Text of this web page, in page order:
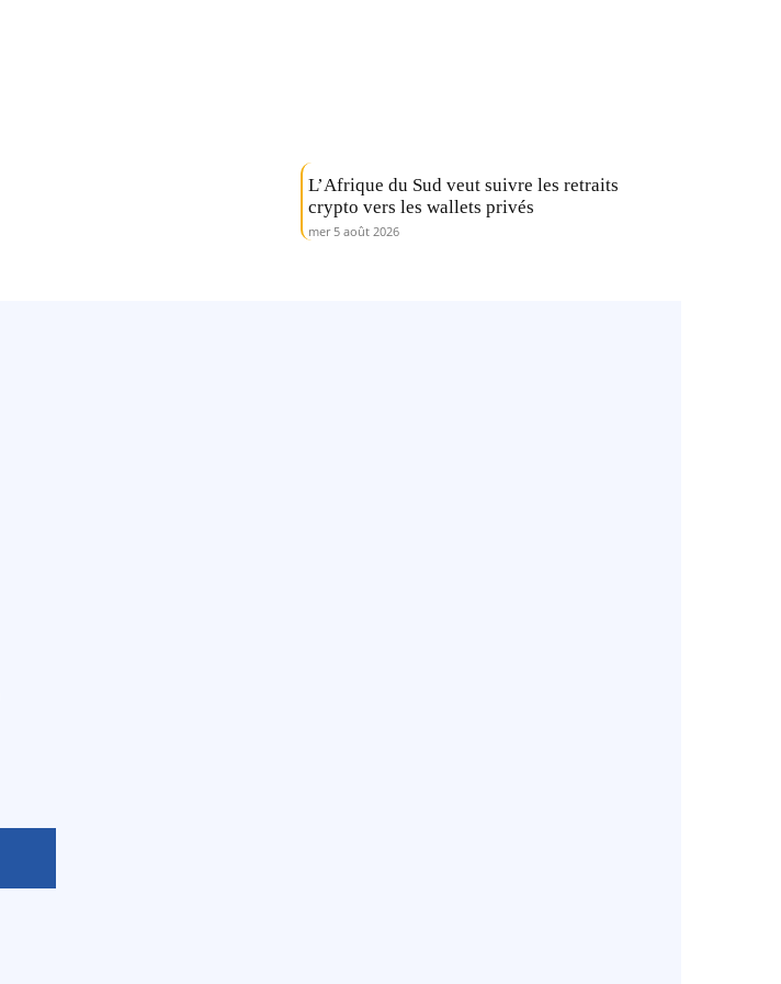
L’Afrique du Sud veut suivre les retraits
crypto vers les wallets privés
mer 5 août 2026